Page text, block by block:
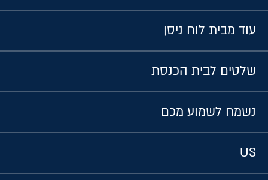
עוד מבית לוח ניסן
שלטים לבית הכנסת
נשמח לשמוע מכם
US